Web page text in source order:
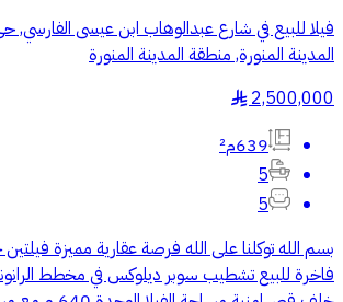
فيلا للبيع في شارع عبدالوهاب ابن عيسى الفارسي, حي
المدينة المنورة, منطقة المدينة المنورة
2,500,000
§
639م²
5
5
بسم الله توكلنا على الله فرصة عقارية مميزة
فاخرة للبيع تشطيب سوبر ديلوكس في مخطط